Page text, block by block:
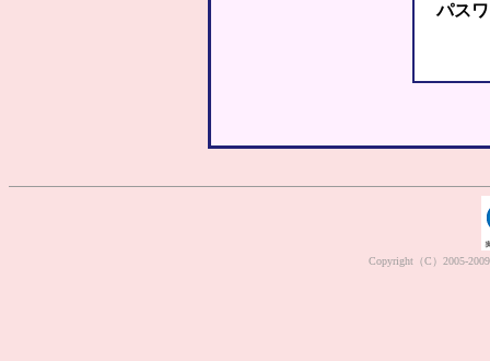
パス
Copyright（C）2005-